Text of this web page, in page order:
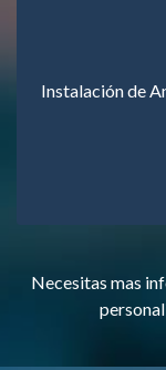
Instalación de
Necesitas mas